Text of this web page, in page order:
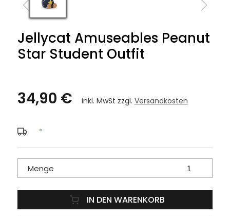
Jellycat Amuseables Peanut
Star Student Outfit
34,90 € inkl. MwSt zzgl. Versandkosten
*
Menge
IN DEN WARENKORB